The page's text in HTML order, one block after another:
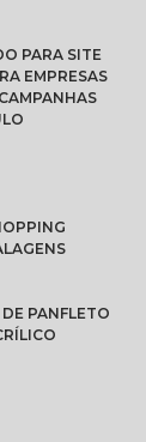
PARA SITE
EMPRESAS
DE PANFLETO